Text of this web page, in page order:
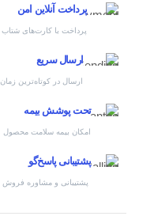
پرداخت آنلاین امن
پرداخت با کارت‌های شتاب
ارسال سریع
ارسال در کوتاه‌ترین زمان
تحت پوشش بیمه
امکان بیمه سلامت محصول
پشتیبانی پاسخ‌گو
پشتیبانی و مشاوره فروش